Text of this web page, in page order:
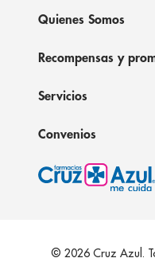
Quienes Somos
Recompensas y
Servicios
Convenios
© 2026 Cruz Azul.